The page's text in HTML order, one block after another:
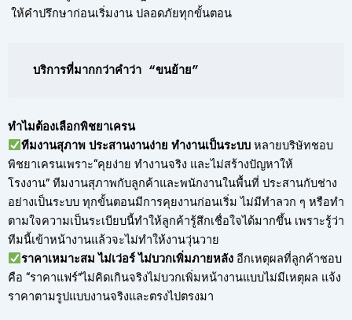
ให้คำปรึกษาก่อนเริ่มงาน ปลอดภัยทุกขั้นตอน
บริการที่มากกว่าคำว่า “ขนย้าย”
ทำไมต้องเลือกพิชยาเครน
ทีมงานสุภาพ ประสานงานง่าย ทำงานเป็นระบบ หลายบริษัทชอบ
พิชยาเครนเพราะ“คุยง่าย ทำงานจริง และไม่สร้างปัญหาให้
โรงงาน” ทีมงานสุภาพกับลูกค้าและพนักงานในพื้นที่ ประสานกับช่าง
อย่างเป็นระบบ ทุกขั้นตอนมีการคุยงานก่อนเริ่ม ไม่มีทำลวก ๆ หรือทำ
ตามใจความเป็นระเบียบนี้ทำให้ลูกค้ารู้สึกเชื่อใจได้มากขึ้น เพราะรู้ว่า
ทีมนี้เข้าหน้างานแล้วจะไม่ทำให้งานวุ่นวาย
ราคาเหมาะสม ไม่เว่อร์ ไม่บวกเพิ่มภายหลังอีกเหตุผลที่ลูกค้าชอบ
คือ “ราคาแฟร์”ไม่คิดเกินจริงไม่บวกเพิ่มหน้างานแบบไม่มีเหตุผล แจ้ง
ราคาตามรูปแบบงานจริงและตรงไปตรงมา